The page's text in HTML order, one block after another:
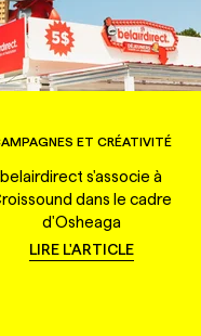
ET CRÉATIVITÉ
belairdirect s'associe à
dans le cadre
d'Osheaga
LIRE L'ARTICLE